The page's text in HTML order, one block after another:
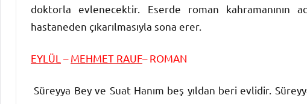
doktorla evlenecektir. Eserde roman kahramanının
hastaneden çıkarılmasıyla sona erer.
EYLÜL –MEHMET RAUF– ROMAN
Süreyya Bey ve Suat Hanım beş yıldan beri evlidir.